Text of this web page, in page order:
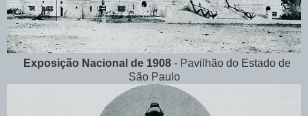
Exposição Nacional de 1908 - Pavilhão do Estado de
São Paulo